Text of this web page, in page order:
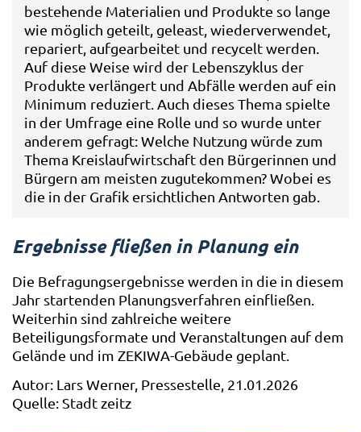
bestehende Materialien und Produkte so lange
wie möglich geteilt, geleast, wiederverwendet,
repariert, aufgearbeitet und recycelt werden.
Auf diese Weise wird der Lebenszyklus der
Produkte verlängert und Abfälle werden auf ein
Minimum reduziert. Auch dieses Thema spielte
in der Umfrage eine Rolle und so wurde unter
anderem gefragt: Welche Nutzung würde zum
Thema Kreislaufwirtschaft den Bürgerinnen und
Bürgern am meisten zugutekommen? Wobei es
die in der Grafik ersichtlichen Antworten gab.
Ergebnisse fließen in Planung ein
Die Befragungsergebnisse werden in die in diesem
Jahr startenden Planungsverfahren einfließen.
Weiterhin sind zahlreiche weitere
Beteiligungsformate und Veranstaltungen auf dem
Gelände und im ZEKIWA-Gebäude geplant.
Autor: Lars Werner, Pressestelle, 21.01.2026
Quelle: Stadt zeitz